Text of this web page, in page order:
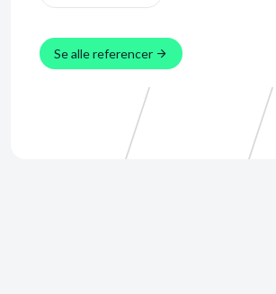
Se alle referencer